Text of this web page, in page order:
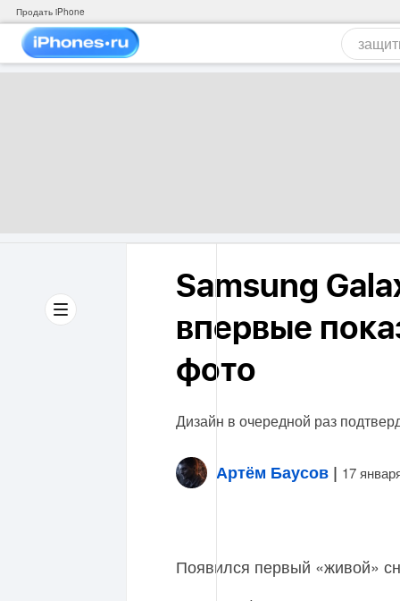
Продать iPhone
Samsung
впервые
фото
Дизайн в очередной раз
Артём Баусов | 17
Появился первый «живой»